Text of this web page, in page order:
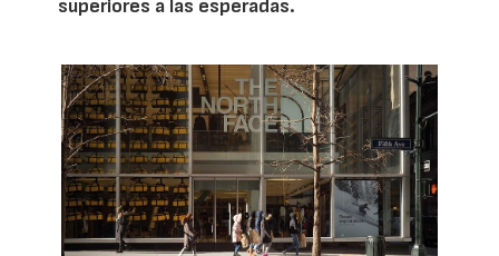
superiores a las esperadas.